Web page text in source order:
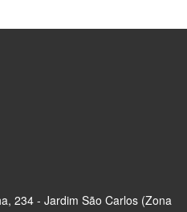
234 - Jardim São Carlos (Zona